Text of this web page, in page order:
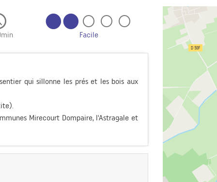
Facile
qui sillonne les prés et les bois aux
Mirecourt Dompaire, l'Astragale et